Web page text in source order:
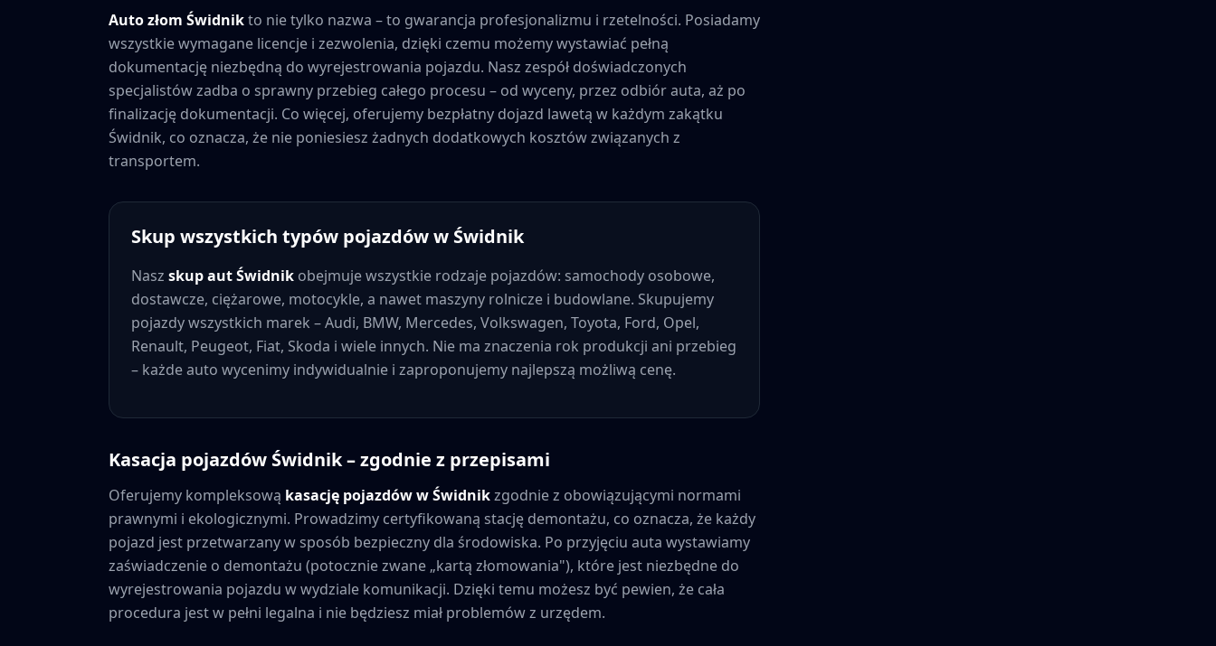
Auto złom Świdnikto nie tylko nazwa – to gwarancja profesjonalizmu i rzetelności. Posiadamy
wszystkie wymagane licencje i zezwolenia, dzięki czemu możemy wystawiać pełną
dokumentację niezbędną do wyrejestrowania pojazdu. Nasz zespół doświadczonych
specjalistów zadba o sprawny przebieg całego procesu – od wyceny, przez odbiór auta, aż po
finalizację dokumentacji. Co więcej, oferujemy bezpłatny dojazd lawetą w każdym zakątku
Świdnik, co oznacza, że nie poniesiesz żadnych dodatkowych kosztów związanych z
transportem.
Skup wszystkich typów pojazdów w Świdnik
Nasz skup autŚwidnik obejmuje wszystkie rodzaje pojazdów: samochody osobowe,
dostawcze, ciężarowe, motocykle, a nawet maszyny rolnicze i budowlane. Skupujemy
pojazdy wszystkich marek – Audi, BMW, Mercedes, Volkswagen, Toyota, Ford, Opel,
Renault, Peugeot, Fiat, Skoda i wiele innych. Nie ma znaczenia rok produkcji ani przebieg
– każde auto wycenimy indywidualnie i zaproponujemy najlepszą możliwą cenę.
Kasacja pojazdów Świdnik– zgodnie z przepisami
Oferujemy kompleksową kasację pojazdów wŚwidnikzgodnie z obowiązującymi normami
prawnymi i ekologicznymi. Prowadzimy certyfikowaną stację demontażu, co oznacza, że każdy
pojazd jest przetwarzany w sposób bezpieczny dla środowiska. Po przyjęciu auta wystawiamy
zaświadczenie o demontażu (potocznie zwane „kartą złomowania"), które jest niezbędne do
wyrejestrowania pojazdu w wydziale komunikacji. Dzięki temu możesz być pewien, że cała
procedura jest w pełni legalna i nie będziesz miał problemów z urzędem.